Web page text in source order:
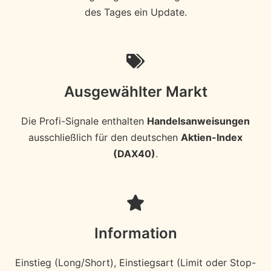
des Tages ein Update.
Ausgewählter Markt
Die Profi-Signale enthalten Handelsanweisungen
ausschließlich für den deutschen Aktien-Index
(DAX40).
Information
Einstieg (Long/Short), Einstiegsart (Limit oder Stop-